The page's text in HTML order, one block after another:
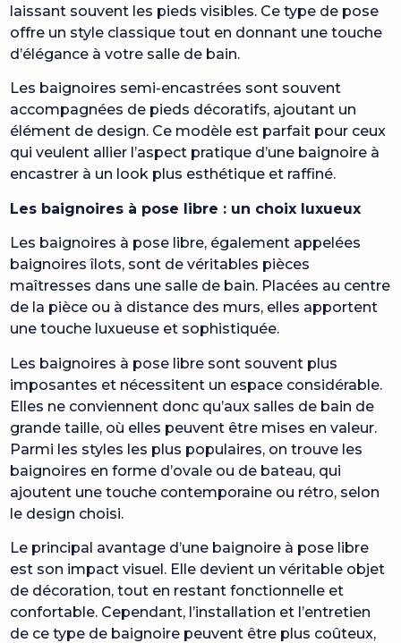
laissant souvent les pieds visibles. Ce type de pose
offre un style classique tout en donnant une touche
d’élégance à votre salle de bain.
Les baignoires semi-encastrées sont souvent
accompagnées de pieds décoratifs, ajoutant un
élément de design. Ce modèle est parfait pour ceux
qui veulent allier l’aspect pratique d’une baignoire à
encastrer à un look plus esthétique et raffiné.
Les baignoires à pose libre : un choix luxueux
Les baignoires à pose libre, également appelées
baignoires îlots, sont de véritables pièces
maîtresses dans une salle de bain. Placées au centre
de la pièce ou à distance des murs, elles apportent
une touche luxueuse et sophistiquée.
Les baignoires à pose libre sont souvent plus
imposantes et nécessitent un espace considérable.
Elles ne conviennent donc qu’aux salles de bain de
grande taille, où elles peuvent être mises en valeur.
Parmi les styles les plus populaires, on trouve les
baignoires en forme d’ovale ou de bateau, qui
ajoutent une touche contemporaine ou rétro, selon
le design choisi.
Le principal avantage d’une baignoire à pose libre
est son impact visuel. Elle devient un véritable objet
de décoration, tout en restant fonctionnelle et
confortable. Cependant, l’installation et l’entretien
de ce type de baignoire peuvent être plus coûteux,